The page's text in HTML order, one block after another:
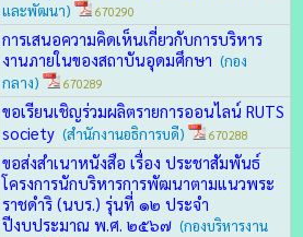
และพัฒนา)
670290
การเสนอความคิดเห็นเกี่ยวกับการบริหาร
งานภายในของสถาบันอุดมศึกษา (กอง
กลาง)
670289
ขอเรียนเชิญร่วมผลิตรายการออนไลน์ RUTS
society (สำนักงานอธิการบดี) 670288
ขอส่งสำเนาหนังสือ เรื่อง ประชาสัมพันธ์
โครงการนักบริหารการพัฒนาตามแนวพระ
ราชดําริ (นบร.) รุ่นที่ ๑๒ ประจํา
ปีงบประมาณ พ.ศ. ๒๕๖๗ (กองบริหารงาน